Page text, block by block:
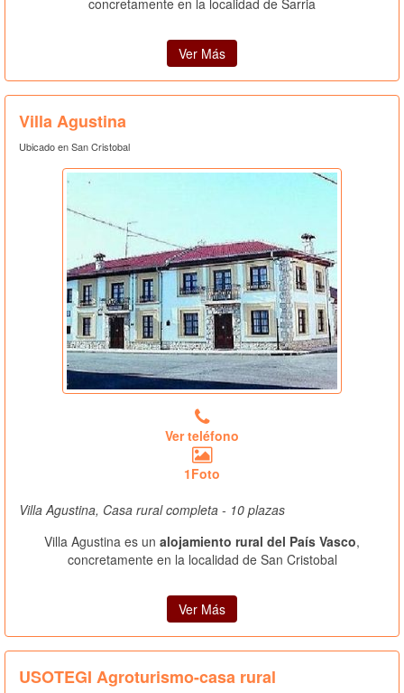
concretamente en la localidad de Sarria
Ver Más
Villa Agustina
Ubicado en San Cristobal
Ver teléfono
1Foto
Villa Agustina, Casa rural completa - 10 plazas
Villa Agustina es un alojamiento rural del País Vasco,
concretamente en la localidad de San Cristobal
Ver Más
USOTEGI Agroturismo-casa rural